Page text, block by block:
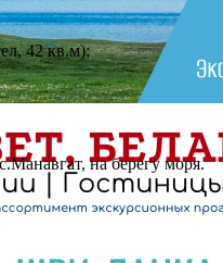
42 кв.м);
на берегу моря.